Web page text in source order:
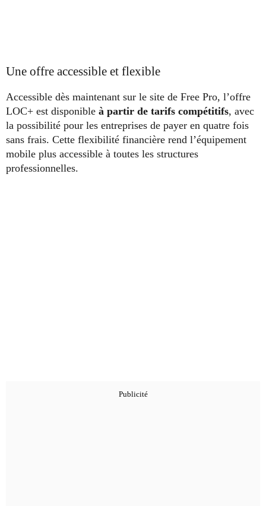
Une offre accessible et flexible
Accessible dès maintenant sur le site de Free Pro, l’offre
LOC+ est disponible à partir de tarifs compétitifs, avec
la possibilité pour les entreprises de payer en quatre fois
sans frais. Cette flexibilité financière rend l’équipement
mobile plus accessible à toutes les structures
professionnelles.